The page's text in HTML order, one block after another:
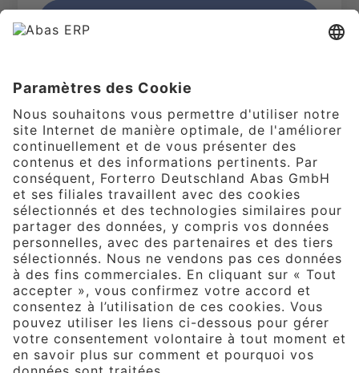
Le package complet pour les PME
manufacturières. Avec la bonne combinaison
de fonctionnalités de fabrication adaptées et
de flexibilité pour la réalisation de processus